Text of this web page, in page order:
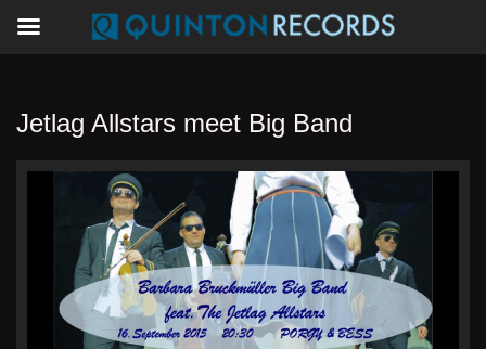
Jetlag Allstars meet Big Band